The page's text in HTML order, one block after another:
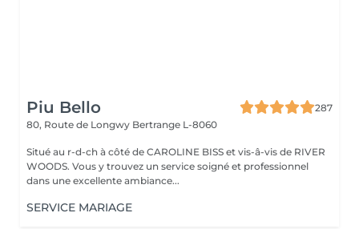
Piu Bello
287
80, Route de Longwy Bertrange L-8060
Situé au r-d-ch à côté de CAROLINE BISS et vis-â-vis de RIVER
WOODS. Vous y trouvez un service soigné et professionnel
dans une excellente ambiance...
SERVICE MARIAGE